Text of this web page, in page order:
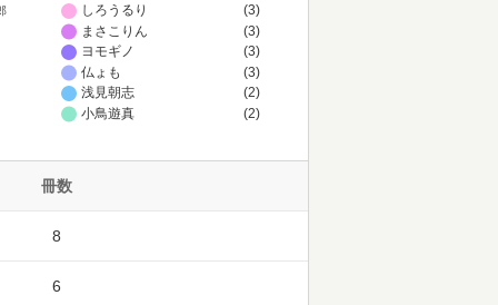
しろうるり
(3)
まさこりん
(3)
ヨモギノ
(3)
仏ょも
(3)
浅見朝志
(2)
小鳥遊真
(2)
冊数
8
6